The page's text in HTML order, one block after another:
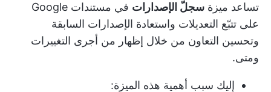
تساعد ميزة سجلّ الإصدارات
في مستندات Google
على تتبّع التعديلات واستعادة الإصدارات السابقة
وتحسين التعاون من خلال إظهار من أجرى التغييرات
ومتى.
إليك سبب أهمية هذه الميزة: